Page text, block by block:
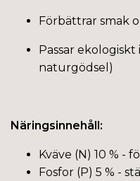
Förbättrar smak
Passar
naturgödsel)
Näringsinnehåll:
Kväve (N) 10 % -
Fosfor (P) 5 % -